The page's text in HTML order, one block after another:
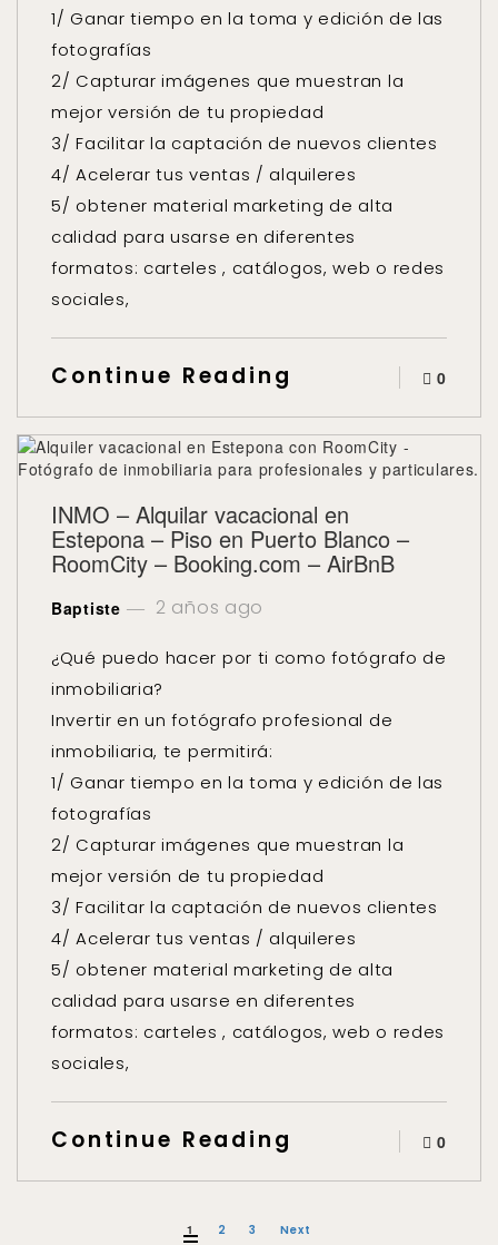
1/ Ganar tiempo en la toma y edición de las
fotografías
2/ Capturar imágenes que muestran la
mejor versión de tu propiedad
3/ Facilitar la captación de nuevos clientes
4/ Acelerar tus ventas / alquileres
5/ obtener material marketing de alta
calidad para usarse en diferentes
formatos: carteles , catálogos, web o redes
sociales,
Continue Reading 0
INMO – Alquilar vacacional en
Estepona – Piso en Puerto Blanco –
RoomCity – Booking.com – AirBnB
Baptiste 2 años ago
¿Qué puedo hacer por ti como fotógrafo de
inmobiliaria?
Invertir en un fotógrafo profesional de
inmobiliaria, te permitirá:
1/ Ganar tiempo en la toma y edición de las
fotografías
2/ Capturar imágenes que muestran la
mejor versión de tu propiedad
3/ Facilitar la captación de nuevos clientes
4/ Acelerar tus ventas / alquileres
5/ obtener material marketing de alta
calidad para usarse en diferentes
formatos: carteles , catálogos, web o redes
sociales,
Continue Reading 0
1 2 3 Next